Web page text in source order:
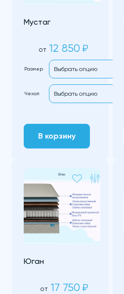
Мустаг
от 12 850 ₽
Размер
Чехол
В корзину
Юган
от 17 750 ₽